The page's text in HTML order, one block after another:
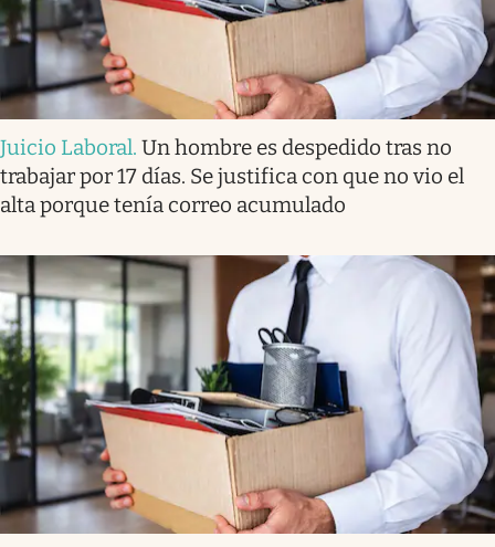
Juicio Laboral. Un hombre es despedido tras no
trabajar por 17 días. Se justifica con que no vio el
alta porque tenía correo acumulado